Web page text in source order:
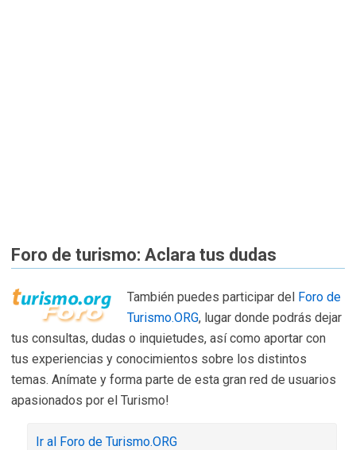
Foro de turismo: Aclara tus dudas
También puedes participar del Foro de
Turismo.ORG, lugar donde podrás dejar
tus consultas, dudas o inquietudes, así como aportar con
tus experiencias y conocimientos sobre los distintos
temas. Anímate y forma parte de esta gran red de usuarios
apasionados por el Turismo!
Ir al Foro de Turismo.ORG